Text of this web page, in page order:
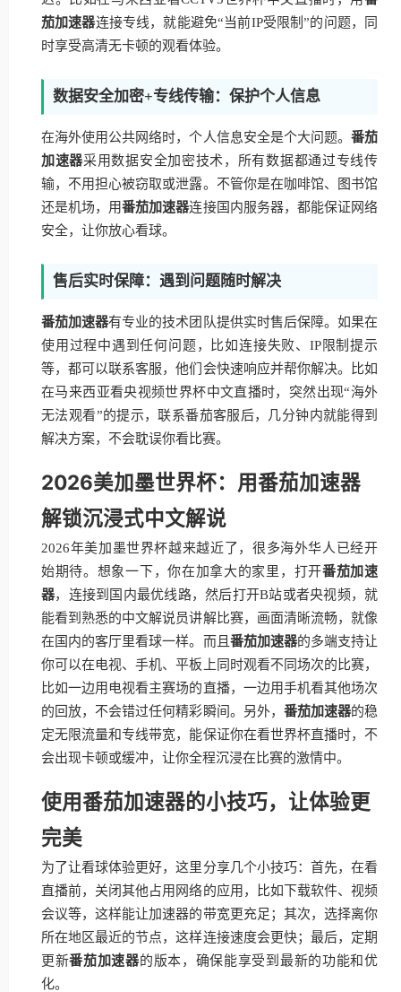
茄加速器连接专线，就能避免“当前IP受限制”的问题，同
时享受高清无卡顿的观看体验。
数据安全加密+专线传输：保护个人信息
在海外使用公共网络时，个人信息安全是个大问题。 番茄
加速器采用数据安全加密技术，所有数据都通过专线传
输，不用担心被窃取或泄露。不管你是在咖啡馆、图书馆
还是机场，用番茄加速器连接国内服务器，都能保证网络
安全，让你放心看球。
售后实时保障：遇到问题随时解决
番茄加速器有专业的技术团队提供实时售后保障。如果在
使用过程中遇到任何问题，比如连接失败、IP限制提示
等，都可以联系客服，他们会快速响应并帮你解决。比如
在马来西亚看央视频世界杯中文直播时，突然出现“海外
无法观看”的提示，联系番茄客服后，几分钟内就能得到
解决方案，不会耽误你看比赛。
2026美加墨世界杯：用番茄加速器
解锁沉浸式中文解说
2026年美加墨世界杯越来越近了，很多海外华人已经开
始期待。想象一下，你在加拿大的家里，打开番茄加速
器，连接到国内最优线路，然后打开B站或者央视频，就
能看到熟悉的中文解说员讲解比赛，画面清晰流畅，就像
在国内的客厅里看球一样。而且 番茄加速器的多端支持让
你可以在电视、手机、平板上同时观看不同场次的比赛，
比如一边用电视看主赛场的直播，一边用手机看其他场次
的回放，不会错过任何精彩瞬间。另外， 番茄加速器的稳
定无限流量和专线带宽，能保证你在看世界杯直播时，不
会出现卡顿或缓冲，让你全程沉浸在比赛的激情中。
使用番茄加速器的小技巧，让体验更
完美
为了让看球体验更好，这里分享几个小技巧：首先，在看
直播前，关闭其他占用网络的应用，比如下载软件、视频
会议等，这样能让加速器的带宽更充足；其次，选择离你
所在地区最近的节点，这样连接速度会更快；最后，定期
更新番茄加速器的版本，确保能享受到最新的功能和优
化。